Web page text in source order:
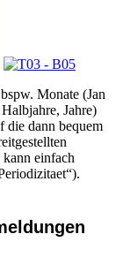
Monate (Jan
Jahre)
die dann bequem
einfach